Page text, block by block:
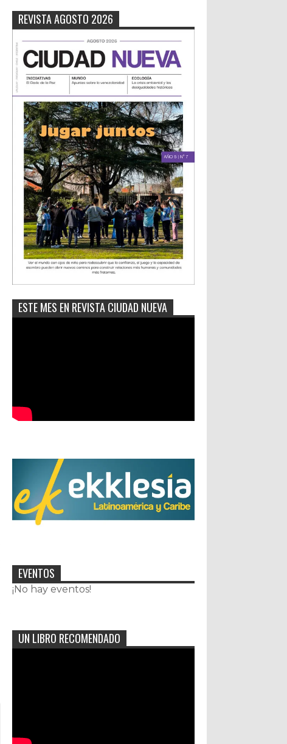
REVISTA AGOSTO 2026
ESTE MES EN REVISTA CIUDAD NUEVA
EVENTOS
¡No hay eventos!
UN LIBRO RECOMENDADO